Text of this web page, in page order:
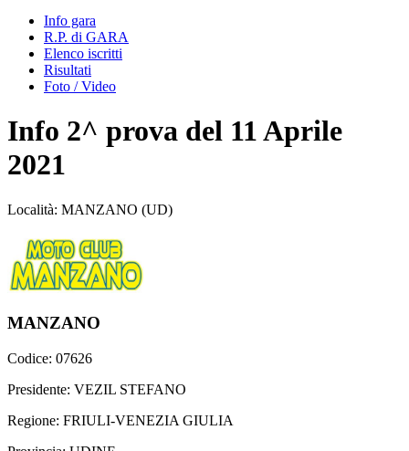
Info gara
R.P. di GARA
Elenco iscritti
Risultati
Foto / Video
Info 2^ prova del 11 Aprile
2021
Località: MANZANO (UD)
MANZANO
Codice: 07626
Presidente: VEZIL STEFANO
Regione: FRIULI-VENEZIA GIULIA